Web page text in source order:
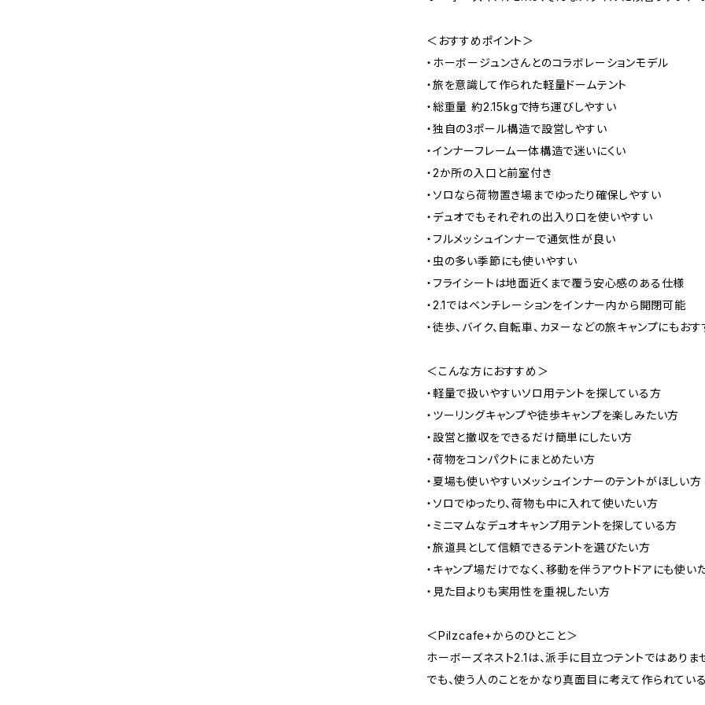
＜おすすめポイント＞
・ホーボージュンさんとのコラボレーションモデル
・旅を意識して作られた軽量ドームテント
・総重量 約2.15kgで持ち運びしやすい
・独自の3ポール構造で設営しやすい
・インナーフレーム一体構造で迷いにくい
・2か所の入口と前室付き
・ソロなら荷物置き場までゆったり確保しやすい
・デュオでもそれぞれの出入り口を使いやすい
・フルメッシュインナーで通気性が良い
・虫の多い季節にも使いやすい
・フライシートは地面近くまで覆う安心感のある仕様
・2.1ではベンチレーションをインナー内から開閉可能
・徒歩、バイク、自転車、カヌーなどの旅キャンプにもお
＜こんな方におすすめ＞
・軽量で扱いやすいソロ用テントを探している方
・ツーリングキャンプや徒歩キャンプを楽しみたい方
・設営と撤収をできるだけ簡単にしたい方
・荷物をコンパクトにまとめたい方
・夏場も使いやすいメッシュインナーのテントがほしい方
・ソロでゆったり、荷物も中に入れて使いたい方
・ミニマムなデュオキャンプ用テントを探している方
・旅道具として信頼できるテントを選びたい方
・キャンプ場だけでなく、移動を伴うアウトドアにも使い
・見た目よりも実用性を重視したい方
＜Pilzcafe+からのひとこと＞
ホーボーズネスト2.1は、派手に目立つテントではありま
でも、使う人のことをかなり真面目に考えて作られてい